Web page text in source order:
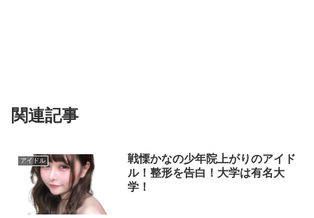
関連記事
アイドル
戦慄かなの少年院上がりのアイド
ル！整形を告白！大学は有名大
学！